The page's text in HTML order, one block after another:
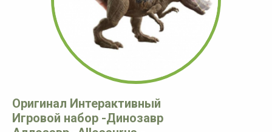
Оригинал Интерактивный
Игровой набор -Динозавр